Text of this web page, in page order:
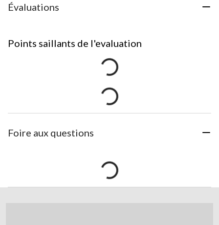
Évaluations
Points saillants de l'evaluation
Foire aux questions